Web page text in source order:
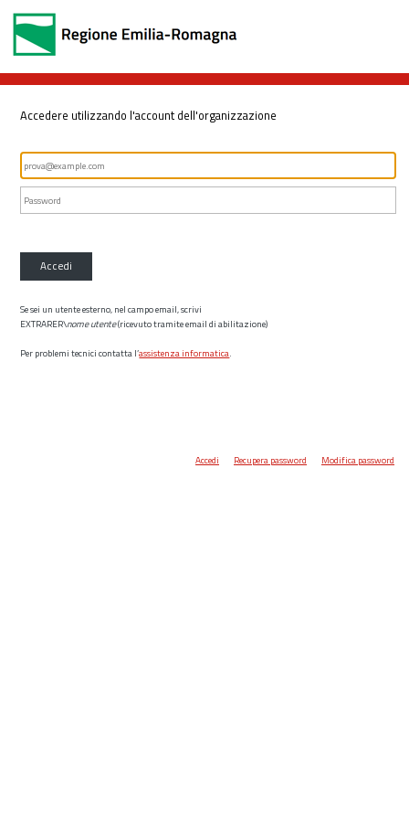
Accedere utilizzando l'account dell'organizzazione
Accedi
Se sei un utente esterno, nel campo email, scrivi
EXTRARER\nome utente(ricevuto tramite email di abilitazione)
Per problemi tecnici contatta l’assistenza informatica.
Accedi Recupera password Modifica password